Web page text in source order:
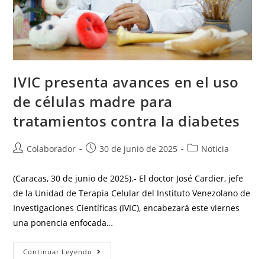
IVIC presenta avances en el uso
de células madre para
tratamientos contra la diabetes
Colaborador 30 de junio de 2025 Noticia
(Caracas, 30 de junio de 2025).- El doctor José Cardier, jefe
de la Unidad de Terapia Celular del Instituto Venezolano de
Investigaciones Científicas (IVIC), encabezará este viernes
una ponencia enfocada…
Continuar Leyendo